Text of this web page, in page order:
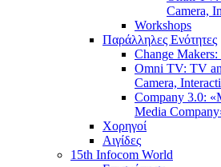
Camera,
Workshops
Παράλληλες Ενότητες
Change
Omni TV: TV
Camera,
Company 3.0:
Media
Χορηγοί
Αιγίδες
15th Infocom World